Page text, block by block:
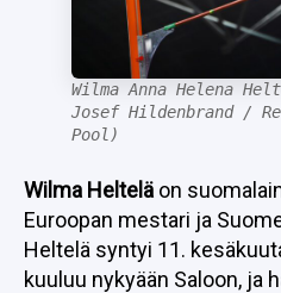
Wilma Anna Helena
Josef Hildenbrand /
Pool)
Wilma Heltelä on
Euroopan mestari ja
Heltelä syntyi 11.
kuuluu nykyään Saloon, ja